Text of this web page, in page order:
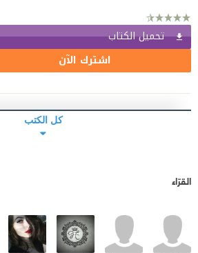
تحميل الكتاب
اشترك الآن
كل الكتب
القرّاء